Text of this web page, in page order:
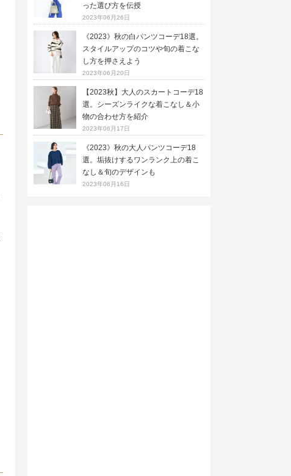
った選び方を伝授
2023年06月26日
《2023》秋の白パンツコーデ18選。
スタイルアップのコツや旬の着こな
し方を押さえよう
2023年06月20日
【2023秋】大人のスカートコーデ18
選。シーズンライクな着こなし＆小
物の合わせ方を紹介
2023年06月17日
《2023》秋の大人パンツコーデ18
選。垢抜けするワンランク上の着こ
なし＆旬のデザインも
2023年06月16日